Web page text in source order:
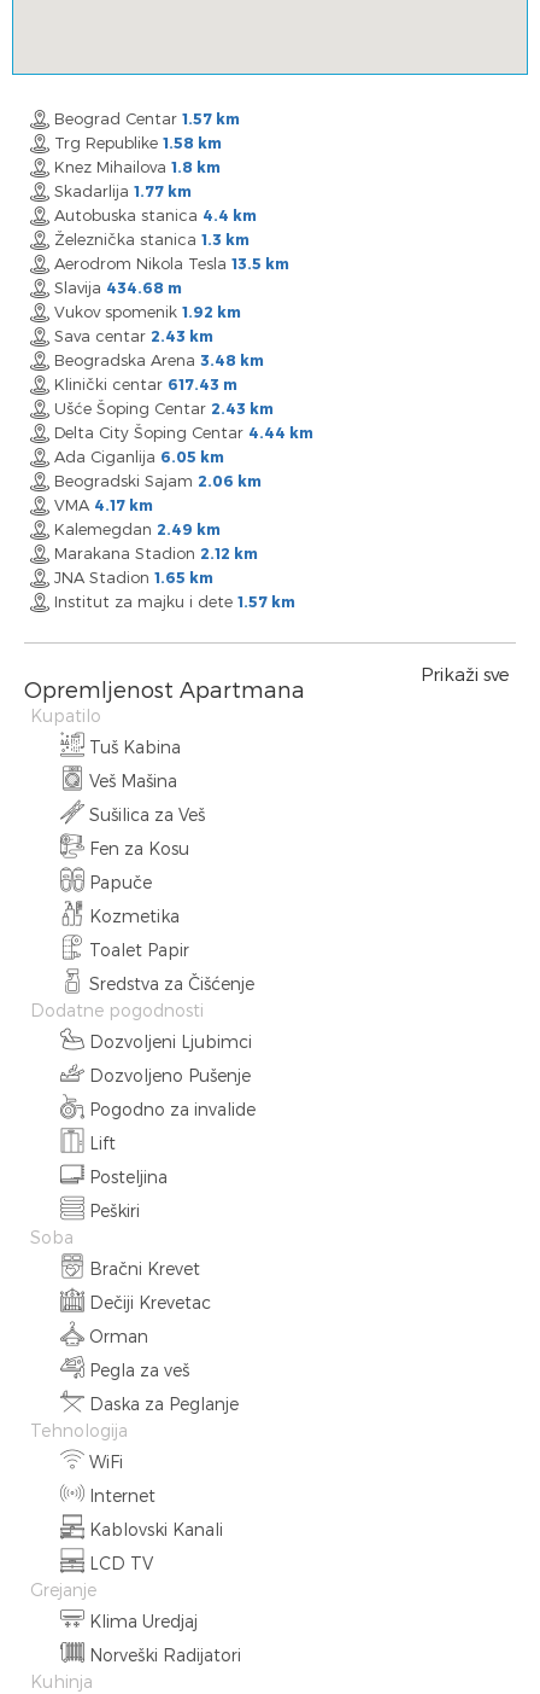
Beograd Centar 1.57 km
Trg Republike 1.58 km
Knez Mihailova 1.8 km
Skadarlija 1.77 km
Autobuska stanica 4.4 km
Železnička stanica 1.3 km
Aerodrom Nikola Tesla 13.5 km
Slavija 434.68 m
Vukov spomenik 1.92 km
Sava centar 2.43 km
Beogradska Arena 3.48 km
Klinički centar 617.43 m
Ušće Šoping Centar 2.43 km
Delta City Šoping Centar 4.44 km
Ada Ciganlija 6.05 km
Beogradski Sajam 2.06 km
VMA 4.17 km
Kalemegdan 2.49 km
Marakana Stadion 2.12 km
JNA Stadion 1.65 km
Institut za majku i dete 1.57 km
Opremljenost Apartmana
Prikaži sve
Kupatilo
Tuš Kabina
Veš Mašina
Sušilica za Veš
Fen za Kosu
Papuče
Kozmetika
Toalet Papir
Sredstva za Čišćenje
Dodatne pogodnosti
Dozvoljeni Ljubimci
Dozvoljeno Pušenje
Pogodno za invalide
Lift
Posteljina
Peškiri
Soba
Bračni Krevet
Dečiji Krevetac
Orman
Pegla za veš
Daska za Peglanje
Tehnologija
WiFi
Internet
Kablovski Kanali
LCD TV
Grejanje
Klima Uredjaj
Norveški Radijatori
Kuhinja